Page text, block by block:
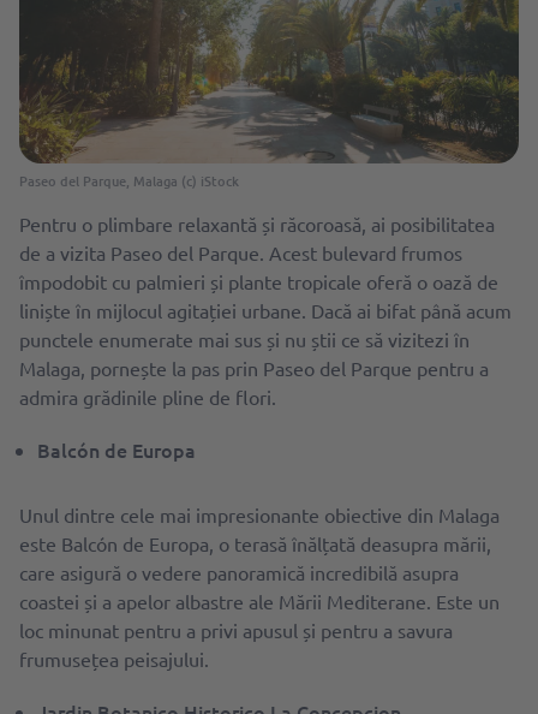
Paseo del Parque, Malaga (c) iStock
Pentru o plimbare relaxantă și răcoroasă, ai posibilitatea
de a vizita Paseo del Parque. Acest bulevard frumos
împodobit cu palmieri și plante tropicale oferă o oază de
liniște în mijlocul agitației urbane. Dacă ai bifat până acum
punctele enumerate mai sus și nu știi ce să vizitezi în
Malaga, pornește la pas prin Paseo del Parque pentru a
admira grădinile pline de flori.
Balcón de Europa
Unul dintre cele mai impresionante obiective din Malaga
este Balcón de Europa, o terasă înălțată deasupra mării,
care asigură o vedere panoramică incredibilă asupra
coastei și a apelor albastre ale Mării Mediterane. Este un
loc minunat pentru a privi apusul și pentru a savura
frumusețea peisajului.